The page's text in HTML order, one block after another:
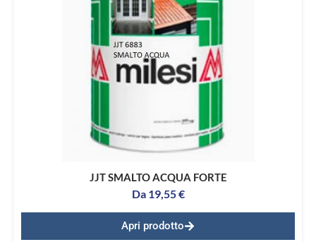
JJT SMALTO ACQUA FORTE
Da 19,55€
Apri prodotto